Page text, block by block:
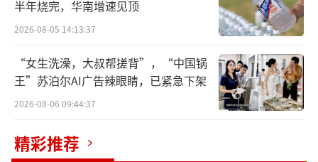
半年烧完，华南增速见顶
2026-08-05 14:13:37
“女生洗澡，大叔帮搓背”，“中国锅
王”苏泊尔AI广告辣眼睛，已紧急下架
2026-08-06 09:44:37
精彩推荐